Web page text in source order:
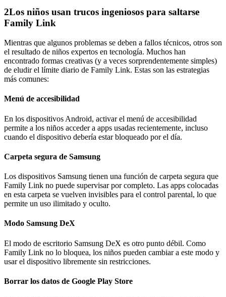
2Los niños usan trucos ingeniosos para saltarse
Family Link
Mientras que algunos problemas se deben a fallos técnicos, otros son
el resultado de niños expertos en tecnología. Muchos han
encontrado formas creativas (y a veces sorprendentemente simples)
de eludir el límite diario de Family Link. Estas son las estrategias
más comunes:
Menú de accesibilidad
En los dispositivos Android, activar el menú de accesibilidad
permite a los niños acceder a apps usadas recientemente, incluso
cuando el dispositivo debería estar bloqueado por el día.
Carpeta segura de Samsung
Los dispositivos Samsung tienen una función de carpeta segura que
Family Link no puede supervisar por completo. Las apps colocadas
en esta carpeta se vuelven invisibles para el control parental, lo que
permite un uso ilimitado y oculto.
Modo Samsung DeX
El modo de escritorio Samsung DeX es otro punto débil. Como
Family Link no lo bloquea, los niños pueden cambiar a este modo y
usar el dispositivo libremente sin restricciones.
Borrar los datos de Google Play Store